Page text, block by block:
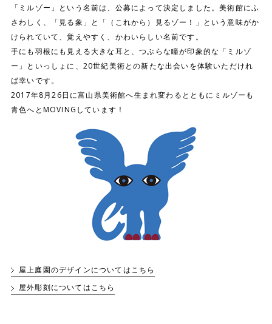
「ミルゾー」という名前は、公募によって決定しました。美術館にふ
さわしく、「見る象」と「（これから）見るゾー！」という意味がか
けられていて、覚えやすく、かわいらしい名前です。
手にも羽根にも見える大きな耳と、つぶらな瞳が印象的な「ミルゾ
ー」といっしょに、20世紀美術との新たな出会いを体験いただけれ
ば幸いです。
2017年8月26日に富山県美術館へ生まれ変わるとともにミルゾーも
青色へとMOVINGしています！
屋上庭園のデザインについてはこちら
屋外彫刻についてはこちら